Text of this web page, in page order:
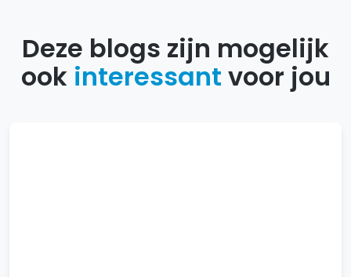
Deze blogs zijn mogelijk
ook interessant voor jou